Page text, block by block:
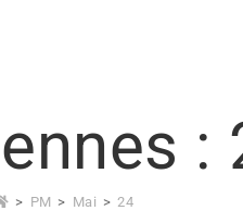
:
> PM > Mai > 24